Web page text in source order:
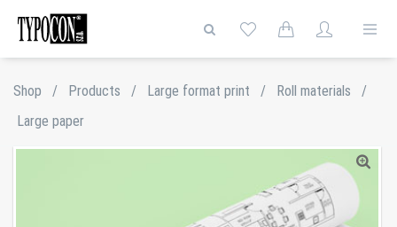
Shop / Products / Large format print / Roll materials
/
Large paper